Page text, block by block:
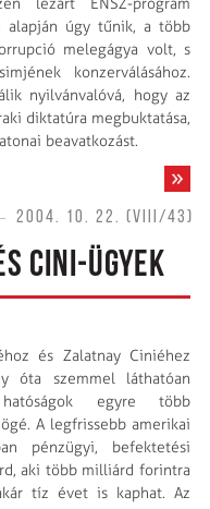
alapján úgy tűnik, a több
melegágya volt, s
konzerválásához.
nyilvánvalóvá, hogy az
diktatúra megbuktatása,
beavatkozást.
2004. 10. 22. (VIII/43)
CINI-ÜGYEK
és Zalatnay Ciniéhez
óta szemmel láthatóan
egyre több
A legfrissebb amerikai
pénzügyi, befektetési
aki több milliárd forintra
tíz évet is kaphat. Az